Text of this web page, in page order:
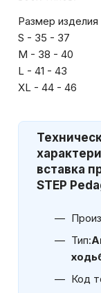
Размер
S - 35 - 37
M - 38 - 40
L - 41 - 43
XL - 44 - 46
вставка
STEP
Тип:
Код